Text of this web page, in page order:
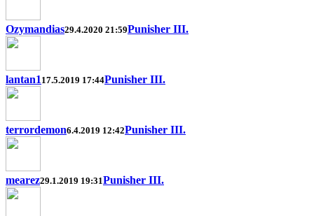
Ozymandias29.4.2020 21:59Punisher III.
lantan1 17.5.2019 17:44Punisher III.
terrordemon6.4.2019 12:42Punisher III.
mearez29.1.2019 19:31Punisher III.